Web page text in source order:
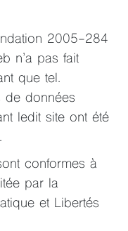
2005-284
n’a pas fait
que tel.
de données
ledit site ont été
conformes à
par la
et Libertés